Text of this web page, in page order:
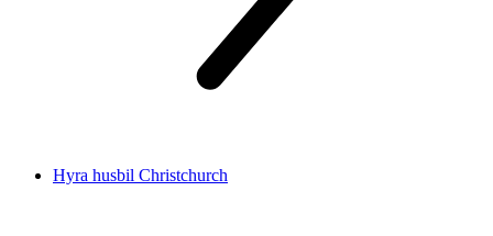
Hyra husbil Christchurch